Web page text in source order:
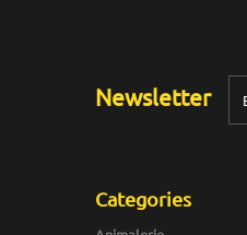
Newsletter
Categories